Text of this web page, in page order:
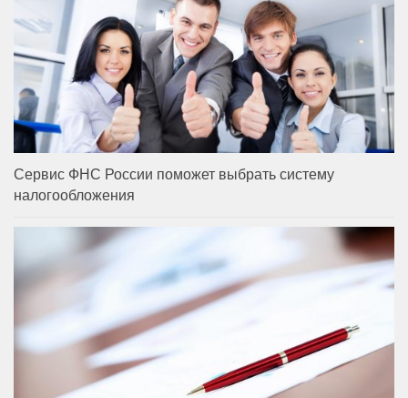
Сервис ФНС России поможет выбрать систему
налогообложения